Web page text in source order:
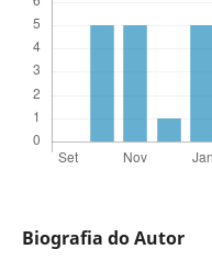
Biografia do Autor